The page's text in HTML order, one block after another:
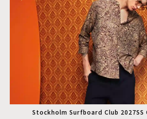
Stockholm Surfboard Club 2027SS